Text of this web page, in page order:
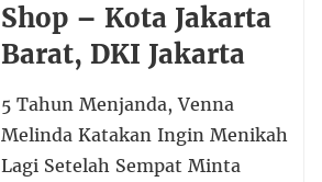
Shop – Kota Jakarta
Barat, DKI Jakarta
5 Tahun Menjanda, Venna
Melinda Katakan Ingin Menikah
Lagi Setelah Sempat Minta